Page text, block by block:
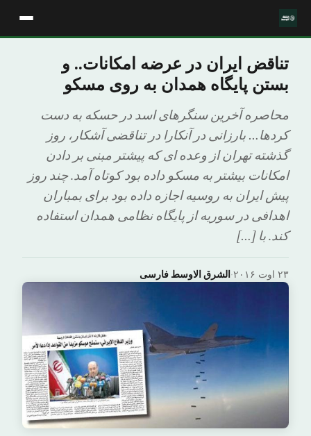
تناقض ایران در عرضه امکانات.. و
بستن پایگاه همدان به روی مسکو
محاصره آخرین سنگرهای اسد در حسکه به دست
کردها… بارزانی در آنکارا در تناقضی آشکار، روز
گذشته تهران از وعده ای که پیشتر مبنی بر دادن
امکانات بیشتر به مسکو داده بود کوتاه آمد. چند روز
پیش ایران به روسیه اجازه داده بود برای بمباران
اهدافی در سوریه از پایگاه نظامی همدان استفاده
کند. با […]
الشرق الاوسط فارسی· ۲۳ اوت ۲۰۱۶